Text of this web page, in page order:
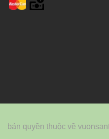
bản quyền thuộc về